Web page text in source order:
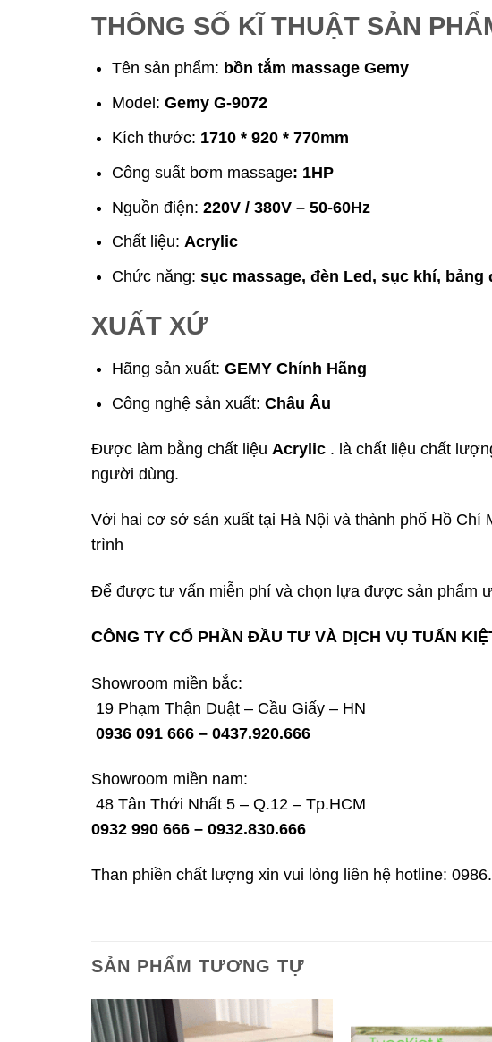
THÔNG SỐ KĨ THUẬT SẢN
Tên sản phẩm: bồn tắm massage Gemy
Model:Gemy G-9072
Kích thước: 1710 * 920 * 770mm
Công suất bơm massage: 1HP
Nguồn điện:220V / 380V – 50-60Hz
Chất liệu:Acrylic
Chức năng:sục massage, đèn Led, sục khí,
XUẤT XỨ
Hãng sản xuất:GEMY Chính Hãng
Công nghệ sản xuất:Châu Âu
Được làm bằng chất liệu Acrylic . là chất liệu chất
người dùng.
Với hai cơ sở sản xuất tại Hà Nội và thành phố Hồ Chí
trình
Để được tư vấn miễn phí và chọn lựa được sản phẩm
CÔNG TY CỔ PHẦN ĐẦU TƯ VÀ DỊCH VỤ TUẤN
Showroom miền bắc:
19 Phạm Thận Duật – Cầu Giấy – HN
0936 091 666 – 0437.920.666
Showroom miền nam:
48 Tân Thới Nhất 5 – Q.12 – Tp.HCM
0932 990 666 – 0932.830.666
Than phiền chất lượng xin vui lòng liên hệ hotline:
SẢN PHẨM TƯƠNG TỰ